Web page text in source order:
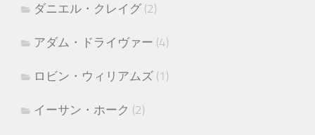
ダニエル・クレイグ (2)
アダム・ドライヴァー (4)
ロビン・ウィリアムズ (1)
イーサン・ホーク (2)